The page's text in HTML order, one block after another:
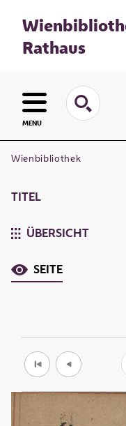
Rathaus
MENU
Wienbibliothek
TITEL
ÜBERSICHT
SEITE